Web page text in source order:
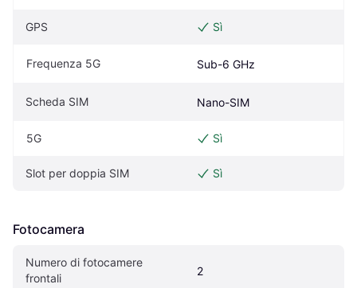
GPS Sì
Frequenza 5G Sub-6 GHz
Scheda SIM Nano-SIM
5G Sì
Slot per doppia SIM Sì
Fotocamera
Numero di fotocamere
frontali
2